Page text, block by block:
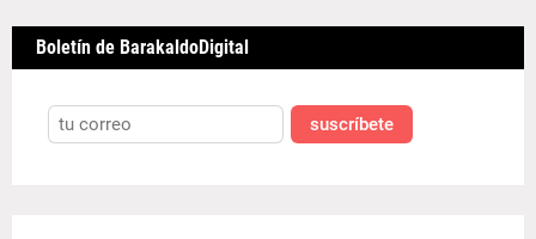
Boletín de BarakaldoDigital
suscríbete